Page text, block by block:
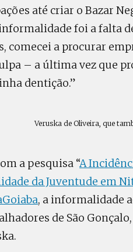
até criar o Bazar
foi a falta
comecei a procurar
– a última vez que
dentição.”
Veruska de Oliveira, que
a pesquisa “A
da Juventude em
, a informalidade
de São